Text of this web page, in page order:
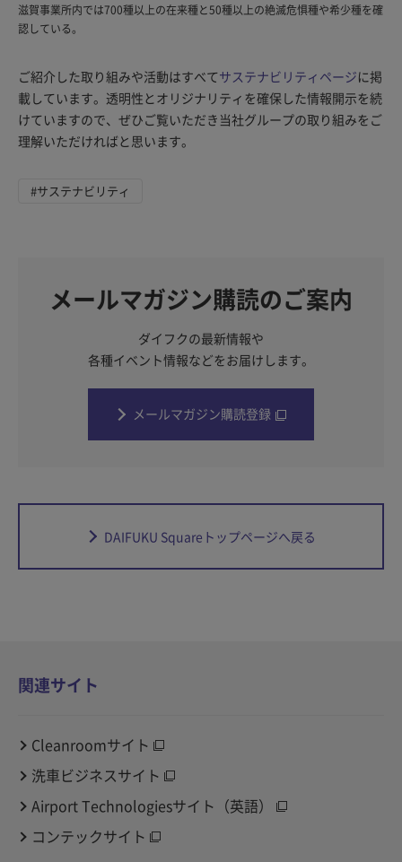
滋賀事業所内では700種以上の在来種と50種以上の絶滅危惧種や希少種を確
認している。
ご紹介した取り組みや活動はすべてサステナビリティページに掲
載しています。透明性とオリジナリティを確保した情報開示を続
けていますので、ぜひご覧いただき当社グループの取り組みをご
理解いただければと思います。
#サステナビリティ
メールマガジン購読のご案内
ダイフクの最新情報や
各種イベント情報などをお届けします。
メールマガジン購読登録
DAIFUKU Squareトップページへ戻る
関連サイト
Cleanroomサイト
洗車ビジネスサイト
Airport Technologiesサイト（英語）
コンテックサイト